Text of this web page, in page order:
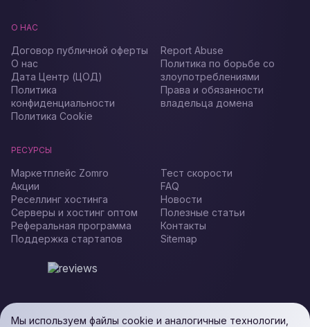
О НАС
Договор публичной оферты
О нас
Дата Центр (ЦОД)
Политика
конфиденциальности
Политика Cookie
Report Abuse
Политика по борьбе со
злоупотреблениями
Права и обязанности
владельца домена
РЕСУРСЫ
Маркетплейс Zomro
Акции
Реселлинг хостинга
Серверы и хостинг оптом
Реферальная программа
Поддержка стартапов
Тест скорости
FAQ
Новости
Полезные статьи
Контакты
Sitemap
Мы используем файлы cookie и аналогичные технологии,